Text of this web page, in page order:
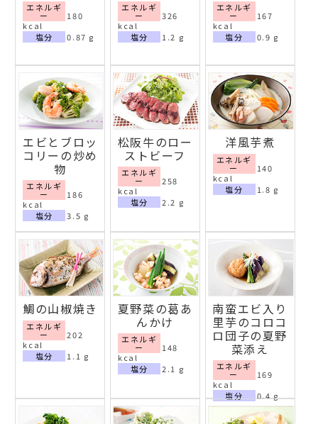
エネルギ
ー
180
kcal
塩分
0.87 g
エネルギ
ー
326
kcal
塩分
1.2 g
エネルギ
ー
167
kcal
塩分
0.9 g
エビとブロッ
コリーの炒め
物
エネルギ
ー
186
kcal
塩分
3.5 g
松阪牛のロー
ストビーフ
エネルギ
ー
258
kcal
塩分
2.2 g
洋風芋煮
エネルギ
ー
140
kcal
塩分
1.8 g
鯛の山椒焼き
エネルギ
ー
202
kcal
塩分
1.1 g
夏野菜の葛あ
んかけ
エネルギ
ー
148
kcal
塩分
2.1 g
南蛮エビ入り
里芋のコロコ
ロ団子の夏野
菜添え
エネルギ
ー
169
kcal
塩分
0.4 g